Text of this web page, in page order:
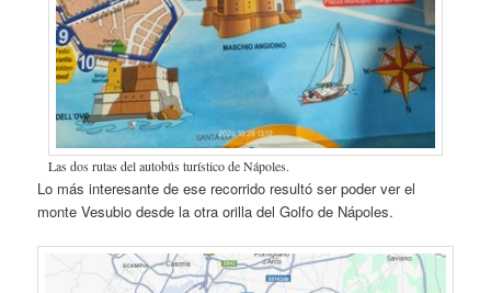
Las dos rutas del autobús turístico de Nápoles.
Lo más interesante de ese recorrido resultó ser poder ver el
monte Vesubio desde la otra orilla del Golfo de Nápoles.